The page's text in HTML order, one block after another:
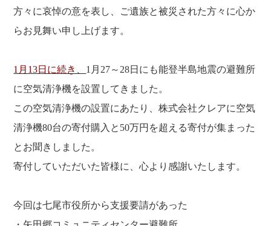
Company Information
Corporate philosophy
Retail business
Wholesale
社长致辞及介绍
公司概要
沿革
自有品牌产品
方々に哀悼の意を表し、ご遺族と被災された方々に心か
らお見舞い申し上げます。
1月13日に続き、 1月27～28日にも能登半島地震の避難所
に空気清浄機を設置してきました。
この空気清浄機の設置にあたり、株式会社クレアに空気
清浄機80台の寄付購入と50万円を超える寄付が集まった
とお聞きしました。
寄付していただいた皆様に、心より感謝いたします。
今回は七尾市役所から支援要請があった